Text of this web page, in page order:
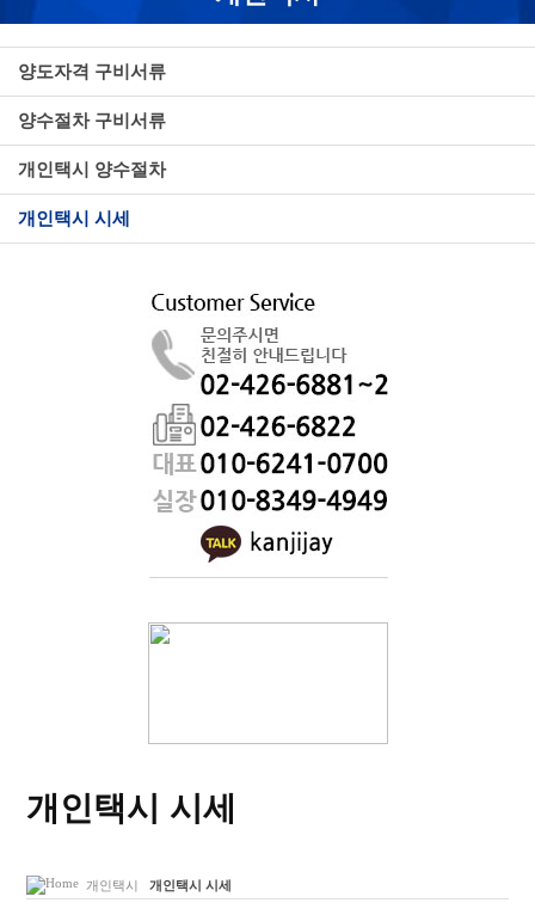
양도자격 구비서류
양수절차 구비서류
개인택시 양수절차
개인택시 시세
개인택시 시세
개인택시 개인택시 시세